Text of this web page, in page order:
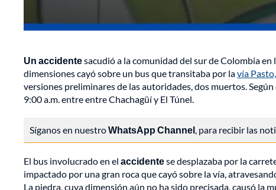
Un accidentesacudió a la comunidad del sur de Colombia en
dimensiones cayó sobre un bus que transitaba por lavía Pasto,
versiones preliminares de las autoridades, dos muertos.
9:00 a.m. entre entre Chachagüí y El Túnel.
Síganos en nuestroWhatsApp Channel, para recibir las
El bus involucrado en el accidentese desplazaba por la
impactado por una gran roca que cayó sobre la vía,
La piedra, cuya dimensión aún no ha sido precisada, causó la